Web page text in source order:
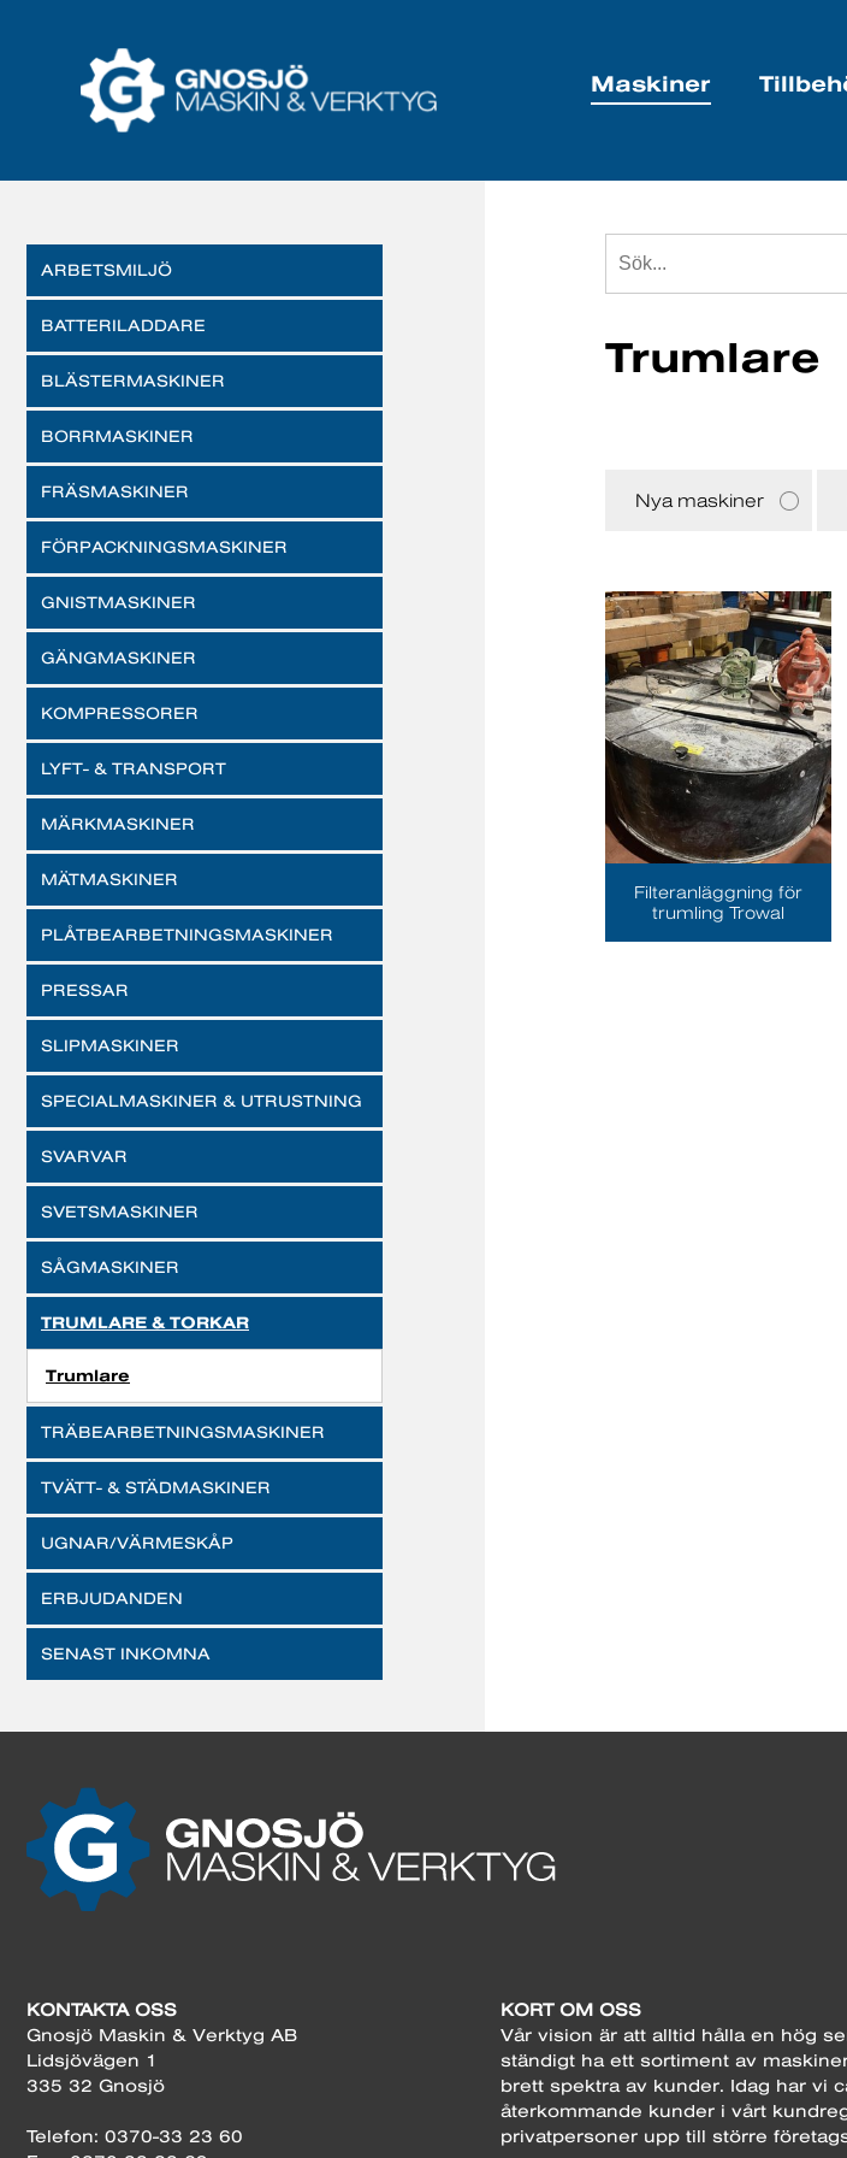
Maskiner
ARBETSMILJÖ
BATTERILADDARE
BLÄSTERMASKINER
BORRMASKINER
FRÄSMASKINER
FÖRPACKNINGSMASKINER
GNISTMASKINER
GÄNGMASKINER
KOMPRESSORER
LYFT- & TRANSPORT
MÄRKMASKINER
MÄTMASKINER
PLÅTBEARBETNINGSMASKINER
PRESSAR
SLIPMASKINER
SPECIALMASKINER & UTRUSTNING
SVARVAR
SVETSMASKINER
SÅGMASKINER
TRUMLARE & TORKAR
Trumlare
TRÄBEARBETNINGSMASKINER
TVÄTT- & STÄDMASKINER
UGNAR/VÄRMESKÅP
ERBJUDANDEN
SENAST INKOMNA
Trumlare
Nya maskiner
Filteranläggning för
trumling Trowal
KONTAKTA OSS
Gnosjö Maskin & Verktyg AB
Lidsjövägen 1
335 32 Gnosjö
Telefon: 0370-33 23 60
KORT OM OSS
Vår vision är att alltid hålla en hög
ständigt ha ett sortiment av
brett spektra av kunder. Idag har vi
återkommande kunder i vårt
privatpersoner upp till större